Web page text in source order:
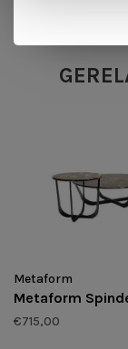
Metaform
Metaform
€715,00